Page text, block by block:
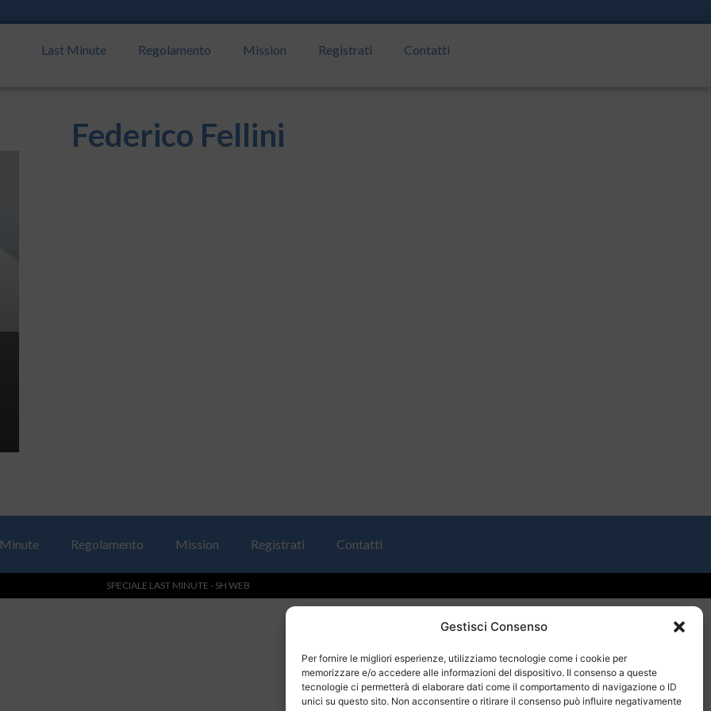
Gestisci Consenso
Per fornire le migliori esperienze, utilizziamo tecnologie come i cookie per
memorizzare e/o accedere alle informazioni del dispositivo. Il consenso a queste
tecnologie ci permetterà di elaborare dati come il comportamento di navigazione o ID
unici su questo sito. Non acconsentire o ritirare il consenso può influire negativamente
Last Minute Regolamento Mission Registrati Contatti
Federico Fellini
Regolamento Mission Registrati Contatti
SPECIALE LAST MINUTE - SH WEB